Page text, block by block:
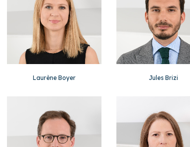
Laurène Boyer Jules Brizi